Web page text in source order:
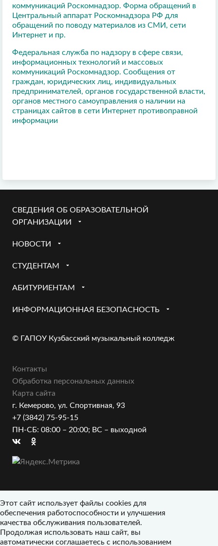
коммуникаций Роскомнадзор. Форма обращений в
Центральный аппарат Роскомнадзора РФ для
обращений по поводу материалов из СМИ, сети
Интернет и пр.
Федеральная служба по надзору в сфере связи,
информационных технологий и массовых
коммуникаций Роскомнадзор. Сообщения от
граждан, юридических лиц, индивидуальных
предпринимателей, органов государственной власти,
органов местного самоуправления о наличии на
страницах сайтов в сети Интернет противоправной
информации
СВЕДЕНИЯ ОБ ОБРАЗОВАТЕЛЬНОЙ
ОРГАНИЗАЦИИ
НОВОСТИ
СТУДЕНТАМ
АБИТУРИЕНТАМ
ИНФОРМАЦИОННАЯ БЕЗОПАСНОСТЬ
© ГАПОУ Кузбасский музыкальный колледж
Контакты
Обработка персональных данных
Карта сайта
г. Кемерово, ул. Спортивная, 93
+7 (3842) 75-95-15
ПН-СБ: 08:00 – 20:00; ВС – выходной
Этот сайт использует файлы cookies для
обеспечения работоспособности и улучшения
качества обслуживания пользователей.
Продолжая использовать наш сайт, вы
автоматически соглашаетесь с использованием